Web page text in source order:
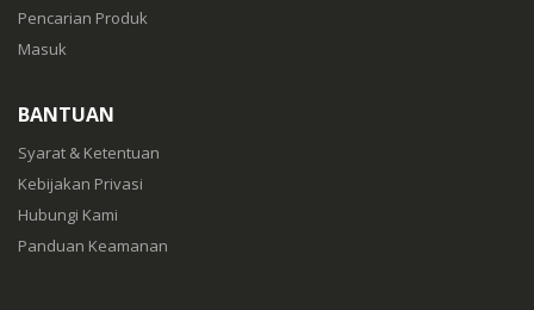
Pencarian Produk
Masuk
BANTUAN
Syarat & Ketentuan
Kebijakan Privasi
Hubungi Kami
Panduan Keamanan